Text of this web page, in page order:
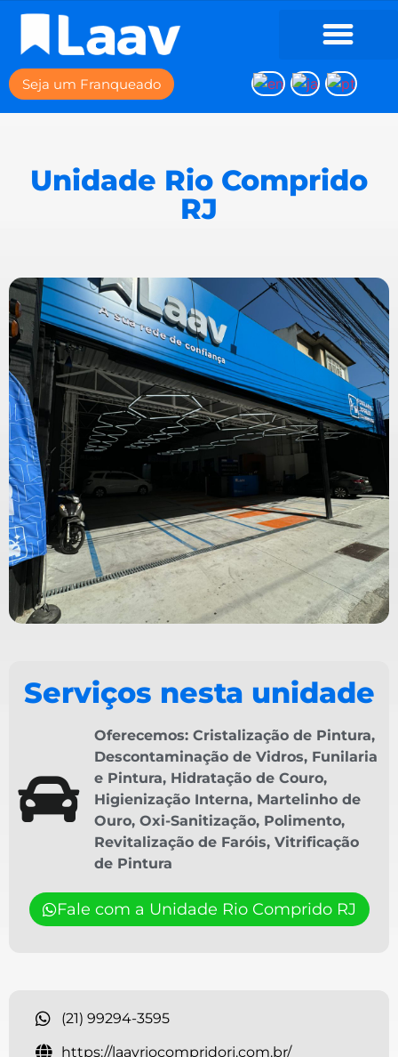
Seja um Franqueado
Unidade Rio Comprido
RJ
Serviços nesta unidade
Oferecemos: Cristalização de Pintura,
Descontaminação de Vidros, Funilaria
e Pintura, Hidratação de Couro,
Higienização Interna, Martelinho de
Ouro, Oxi-Sanitização, Polimento,
Revitalização de Faróis, Vitrificação
de Pintura
Fale com a Unidade Rio Comprido RJ
(21) 99294-3595
https://laavriocompridorj.com.br/